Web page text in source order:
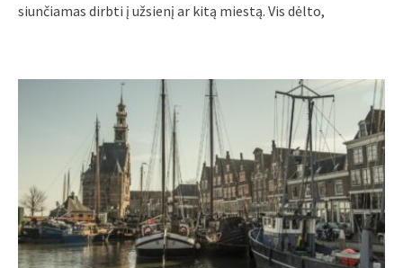
siunčiamas dirbti į užsienį ar kitą miestą. Vis dėlto,